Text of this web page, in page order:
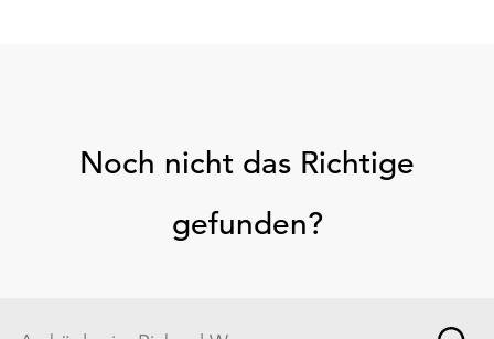
Noch nicht das Richtige
gefunden?